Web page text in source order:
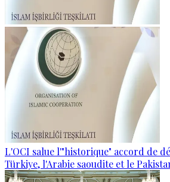
L'OCI salue l'"historique" accord de
Türkiye, l'Arabie saoudite et le